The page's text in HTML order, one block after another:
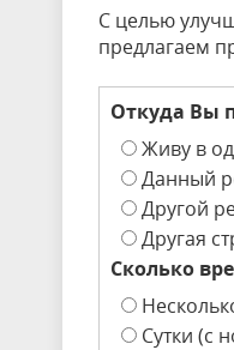
С целью
предлагаем
Откуда Вы
Живу в
Данный
Другой
Другая
Сколько
Сутки (с